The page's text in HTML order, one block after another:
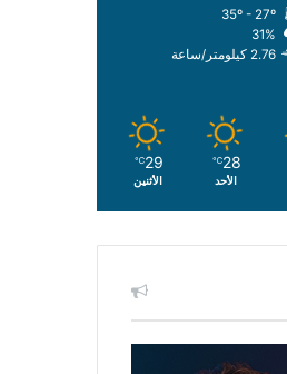
35º - 27º
31%
2.76 كيلومتر/ساعة
28
℃
الأحد
29
℃
الأثنين